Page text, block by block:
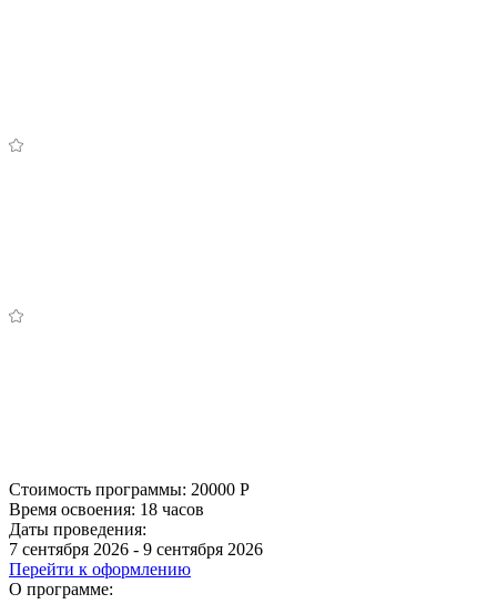
Стоимость программы: 20000 Р
Время освоения: 18 часов
Даты проведения:
7 сентября 2026 - 9 сентября 2026
Перейти к оформлению
О программе: